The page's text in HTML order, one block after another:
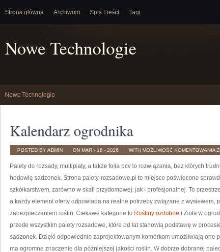
Strona główna Archiwum Spis Treści Tagi
Nowe Technologie
Nowe Technologie
Kalendarz ogrodnika
POSTED BY ADMIN ON MAR - 16 - 2026 WITH MOŻLIWOŚĆ KOMENTOWANIA
Palety do rozsady, multiplaty, a także folia pcv to rozwiązania, bez których
hodowlę sadzonek. Strona palety-rozsadowe.pl to miejsce poświęcone
szkółkarstwem, zarówno w skali przydomowej, jak i profesjonalnej. To
a każdy element oferty odpowiada na realne potrzeby związane z wysiewem,
zabezpieczaniem roślin. Ciekawe kategorie to Rośliny ozdobne i Zioła w
przede wszystkim palety rozsadowe, które od lat stanowią podstawę w
sadzonek. Dzięki odpowiednio zaprojektowanym komórkom umożliwiają one
ma ogromne znaczenie dla późniejszej jakości roślin. W dobrze dobranej